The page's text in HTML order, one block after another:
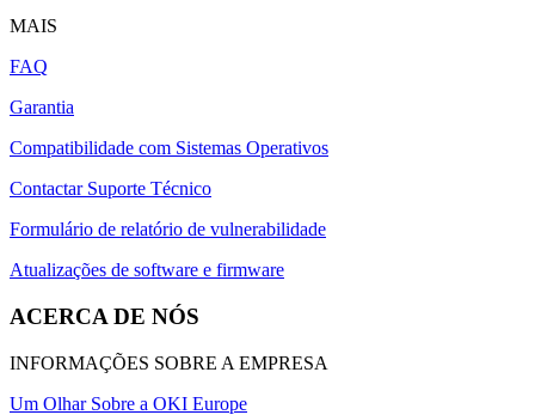
MAIS
FAQ
Garantia
Compatibilidade com Sistemas Operativos
Contactar Suporte Técnico
Formulário de relatório de vulnerabilidade
Atualizações de software e firmware
ACERCA DE NÓS
INFORMAÇÕES SOBRE A EMPRESA
Um Olhar Sobre a OKI Europe